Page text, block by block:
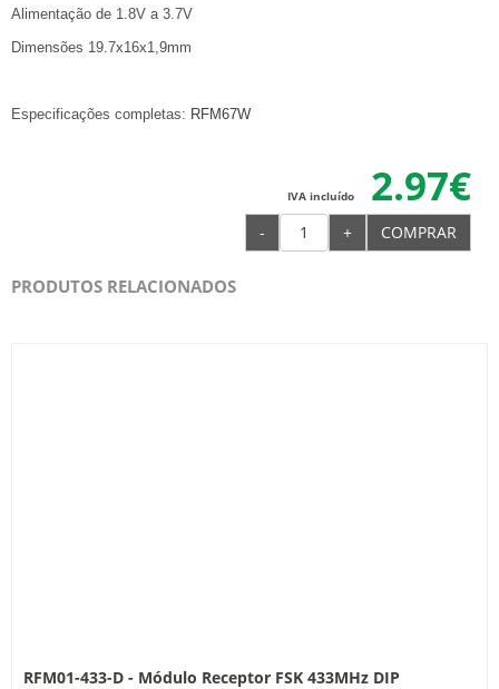
Alimentação de 1.8V a 3.7V
Dimensões 19.7x16x1,9mm
Especificações completas: RFM67W
2.97€
IVA incluído
- + COMPRAR
PRODUTOS RELACIONADOS
RFM01-433-D - Módulo Receptor FSK 433MHz DIP